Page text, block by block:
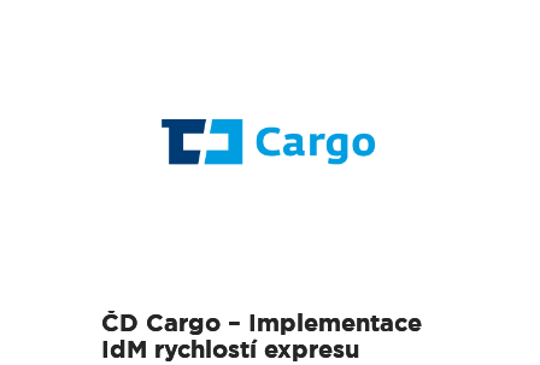
ČD Cargo – Implementace
IdM rychlostí expresu
ČD Cargo – Implementace
IdM rychlostí expresu